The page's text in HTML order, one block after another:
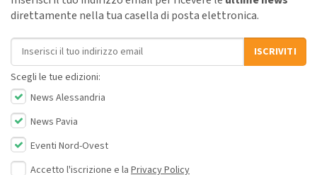
direttamente nella tua casella di posta elettronica.
Indirizzo email
ISCRIVITI
Scegli le tue edizioni:
News Alessandria
News Pavia
Eventi Nord-Ovest
Accetto l'iscrizione e la Privacy Policy